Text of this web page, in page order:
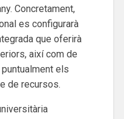
Concretament,
es configurarà
que oferirà
així com de
els
de recursos.